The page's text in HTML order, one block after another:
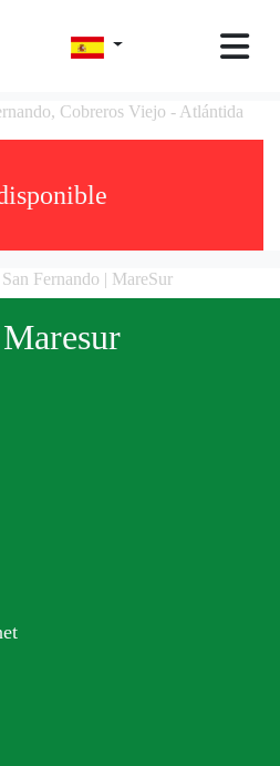
Cobreros Viejo - Atlántida
Fernando | MareSur